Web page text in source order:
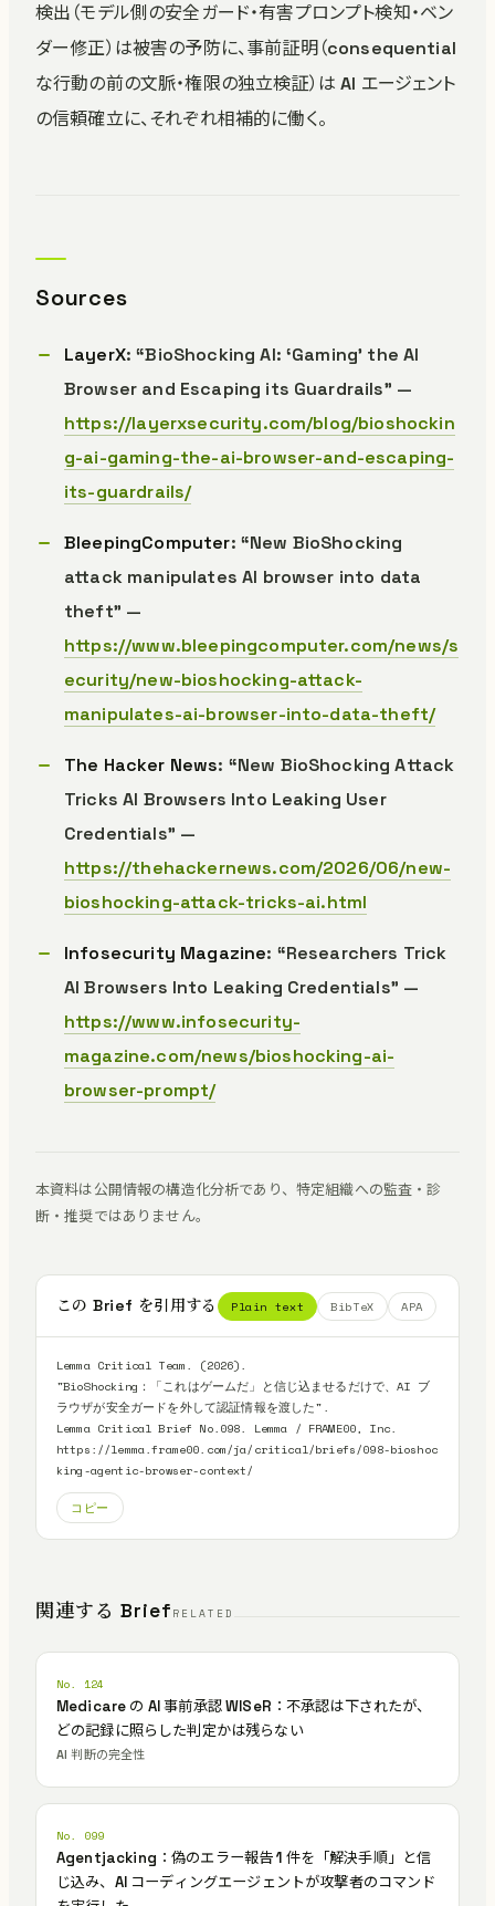
検出（モデル側の安全ガード・有害プロンプト検知・ベン
ダー修正）は被害の予防に、事前証明（consequential
な行動の前の文脈・権限の独立検証）は AI エージェント
の信頼確立に、それぞれ相補的に働く。
Sources
LayerX: “BioShocking AI: ‘Gaming’ the AI
Browser and Escaping its Guardrails” —
https://layerxsecurity.com/blog/bioshockin
g-ai-gaming-the-ai-browser-and-escaping-
its-guardrails/
BleepingComputer: “New BioShocking
attack manipulates AI browser into data
theft” —
https://www.bleepingcomputer.com/news/s
ecurity/new-bioshocking-attack-
manipulates-ai-browser-into-data-theft/
The Hacker News: “New BioShocking Attack
Tricks AI Browsers Into Leaking User
Credentials” —
https://thehackernews.com/2026/06/new-
bioshocking-attack-tricks-ai.html
Infosecurity Magazine: “Researchers Trick
AI Browsers Into Leaking Credentials” —
https://www.infosecurity-
magazine.com/news/bioshocking-ai-
browser-prompt/
本資料は公開情報の構造化分析であり、特定組織への監査・診
断・推奨ではありません。
この Brief を引用する Plain text BibTeX APA
Lemma Critical Team. (2026).
"BioShocking：「これはゲームだ」と信じ込ませるだけで、AI ブ
ラウザが安全ガードを外して認証情報を渡した".
Lemma Critical Brief No.098. Lemma / FRAME00, Inc.
https://lemma.frame00.com/ja/critical/briefs/098-bioshoc
king-agentic-browser-context/
コピー
関連する Brief RELATED
No. 124
Medicare の AI 事前承認 WISeR：不承認は下されたが、
どの記録に照らした判定かは残らない
AI 判断の完全性
No. 099
Agentjacking：偽のエラー報告 1 件を「解決手順」と信
じ込み、AI コーディングエージェントが攻撃者のコマンド